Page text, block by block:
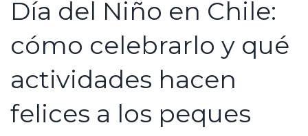
Día del Niño en Chile:
cómo celebrarlo y qué
actividades hacen
felices a los peques